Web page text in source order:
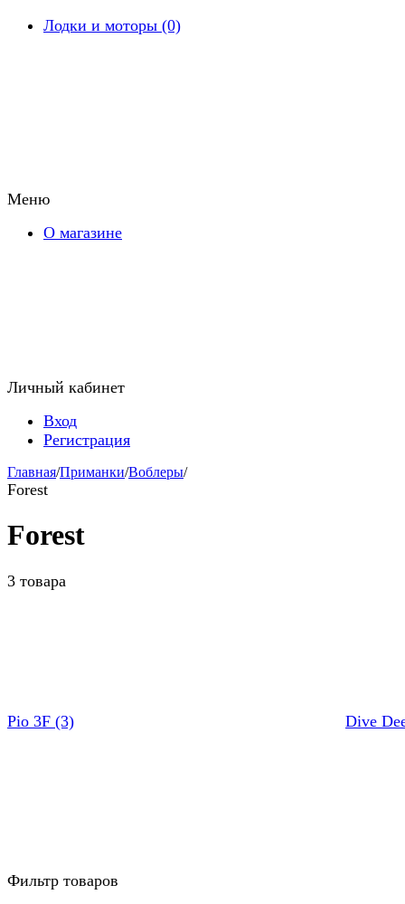
Лодки и моторы (0)
Меню
О магазине
Личный кабинет
Вход
Регистрация
Главная/Приманки/Воблеры/
Forest
Forest
3 товара
Pio 3F (3) Dive
Фильтр товаров